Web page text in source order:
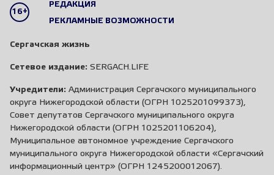
16+
РЕДАКЦИЯ
РЕКЛАМНЫЕ ВОЗМОЖНОСТИ
Сергачская жизнь
Сетевое издание: SERGACH.LIFE
Учредители: Администрация Сергачского муниципального
округа Нижегородской области (ОГРН 1025201099373),
Совет депутатов Сергачского муниципального округа
Нижегородской области (ОГРН 1025201106204),
Муниципальное автономное учреждение Сергачского
муниципального округа Нижегородской области «Сергачский
информационный центр» (ОГРН 1245200012067).